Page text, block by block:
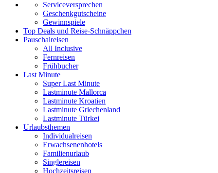
Serviceversprechen
Geschenkgutscheine
Gewinnspiele
Top Deals und Reise-Schnäppchen
Pauschalreisen
All Inclusive
Fernreisen
Frühbucher
Last Minute
Super Last Minute
Lastminute Mallorca
Lastminute Kroatien
Lastminute Griechenland
Lastminute Türkei
Urlaubsthemen
Individualreisen
Erwachsenenhotels
Familienurlaub
Singlereisen
Hochzeitsreisen